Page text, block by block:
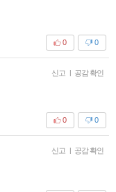
0
0
신고 | 공감 확인
0
0
신고 | 공감 확인